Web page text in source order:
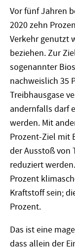
Vor fünf Jahren
2020 zehn
Verkehr genutzt
beziehen. Zur
sogenannter
nachweislich 35
Treibhausgase
andernfalls darf
werden. Mit
Prozent-Ziel mit
der Ausstoß von
reduziert
Prozent
Kraftstoff sein;
Prozent.
Das ist eine
dass allein der